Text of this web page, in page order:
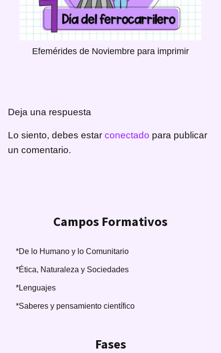
Efemérides de Noviembre para imprimir
Deja una respuesta
Lo siento, debes estar conectado para publicar
un comentario.
Campos Formativos
*De lo Humano y lo Comunitario
*Ética, Naturaleza y Sociedades
*Lenguajes
*Saberes y pensamiento científico
Fases